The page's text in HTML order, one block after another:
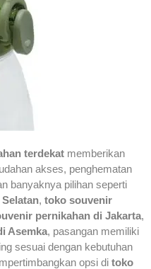
terdekat memberikan
akses, penghematan
banyaknya pilihan seperti
, toko souvenir
pernikahan di Jakarta,
Asemka, pasangan memiliki
sesuai dengan kebutuhan
opsi di toko